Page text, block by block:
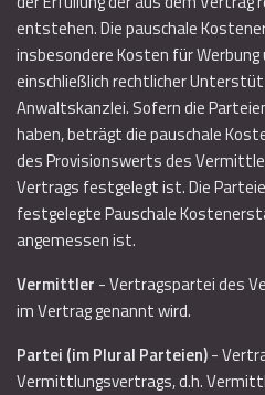
entstehen. Die pauschale
insbesondere Kosten für
einschließlich rechtlicher
Anwaltskanzlei. Sofern die
haben, beträgt die pauschale
des Provisionswerts des
Vertrags festgelegt ist. Die
festgelegte Pauschale
angemessen ist.
Vermittler - Vertragspartei des
im Vertrag genannt wird.
Partei (im Plural Parteien)-
Vermittlungsvertrags, d.h.